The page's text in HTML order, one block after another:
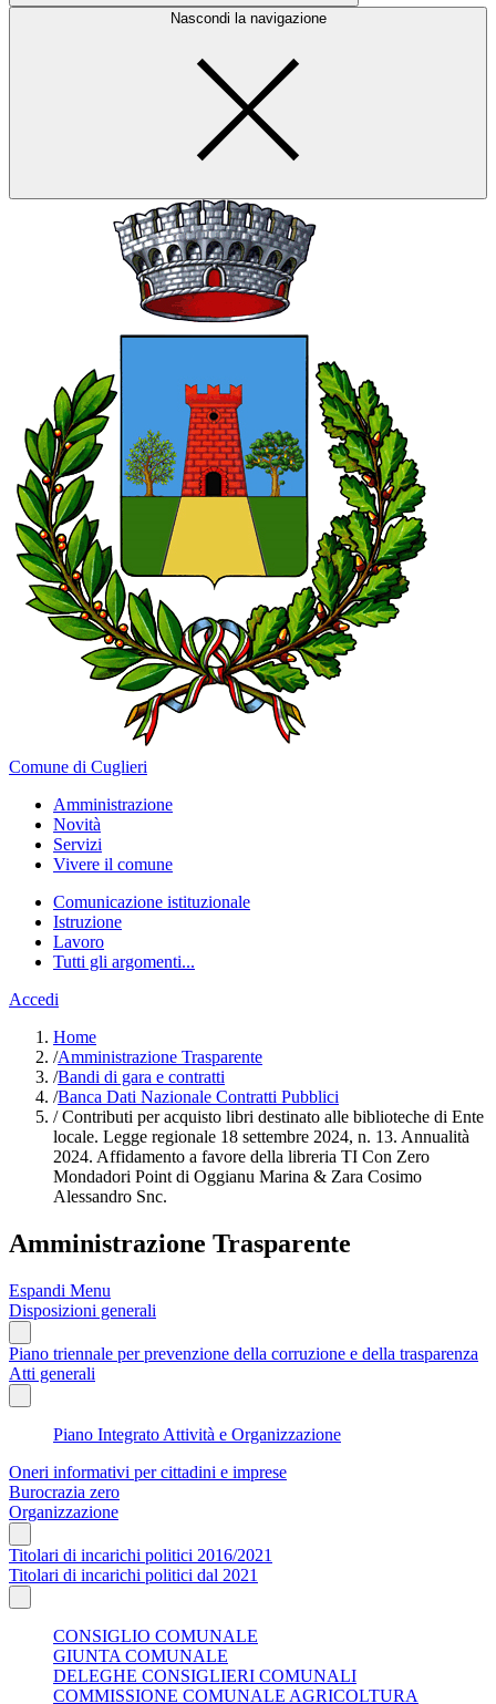
Nascondi la navigazione
Comune di Cuglieri
Amministrazione
Novità
Servizi
Vivere il comune
Comunicazione istituzionale
Istruzione
Lavoro
Tutti gli argomenti...
Accedi
Home
/Amministrazione Trasparente
/Bandi di gara e contratti
/Banca Dati Nazionale Contratti Pubblici
/Contributi per acquisto libri destinato alle biblioteche di Ente
locale. Legge regionale 18 settembre 2024, n. 13. Annualità
2024. Affidamento a favore della libreria TI Con Zero
Mondadori Point di Oggianu Marina & Zara Cosimo
Alessandro Snc.
Amministrazione Trasparente
Espandi Menu
Disposizioni generali
Piano triennale per prevenzione della corruzione e della trasparenza
Atti generali
Piano Integrato Attività e Organizzazione
Oneri informativi per cittadini e imprese
Burocrazia zero
Organizzazione
Titolari di incarichi politici 2016/2021
Titolari di incarichi politici dal 2021
CONSIGLIO COMUNALE
GIUNTA COMUNALE
DELEGHE CONSIGLIERI COMUNALI
COMMISSIONE COMUNALE AGRICOLTURA